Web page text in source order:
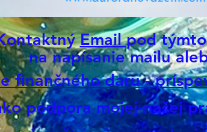
Emailpod
na napísanie mailu
finančného daru -
podpora mojej-našej